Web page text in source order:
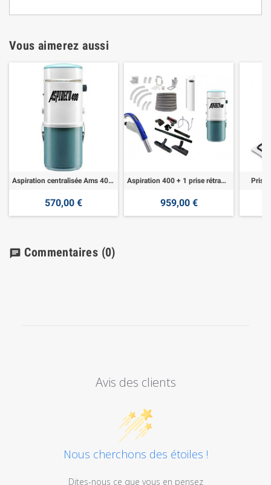
Vous aimerez aussi
Aspiration centralisée Ams 400 - 1900w
570,00 €
Aspiration 400 + 1 prise rétraflex 12m
959,00 €
Prise
chat Commentaires (0)
Avis des clients
Nous cherchons des étoiles !
Dites-nous ce que vous en pensez